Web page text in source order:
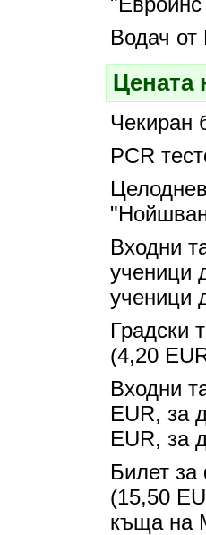
Водач от
Цената
Чекиран
PCR
Входни
ученици
ученици
Градски
(4,20
Входни
EUR, за
EUR, за
Билет за
(15,50
къща на